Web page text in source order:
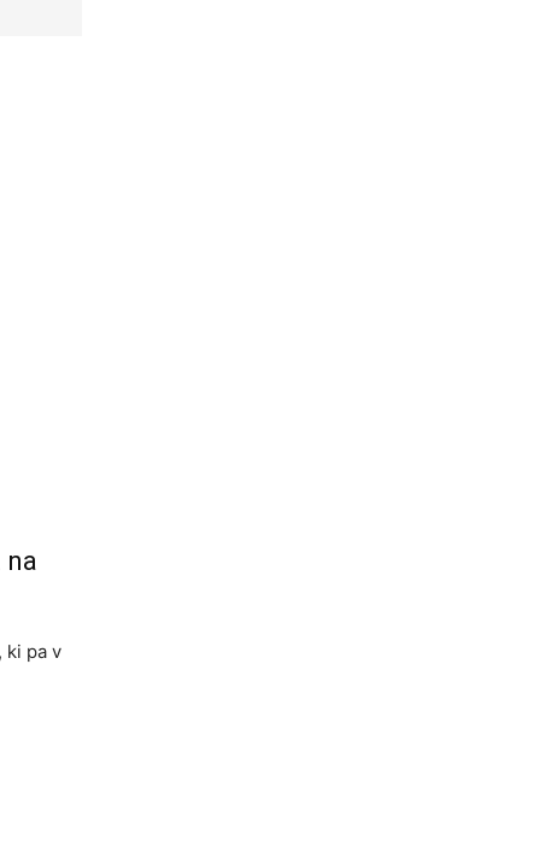
na
ki pa v